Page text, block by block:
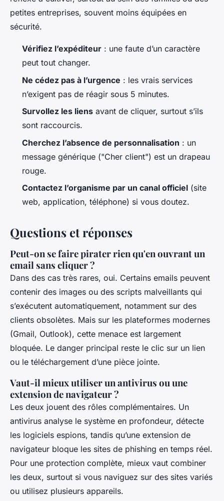
petites entreprises, souvent moins équipées en
sécurité.
Vérifiez l’expéditeur : une faute d’un caractère
peut tout changer.
Ne cédez pas à l’urgence : les vrais services
n’exigent pas de réagir sous 5 minutes.
Survollez les liens avant de cliquer, surtout s’ils
sont raccourcis.
Cherchez l’absence de personnalisation : un
message générique ("Cher client") est un drapeau
rouge.
Contactez l’organisme par un canal officiel (site
web, application, téléphone) si vous doutez.
Questions et réponses
Peut-on se faire pirater rien qu'en ouvrant un
email sans cliquer ?
Dans des cas très rares, oui. Certains emails peuvent
contenir des images ou des scripts malveillants qui
s’exécutent automatiquement, notamment sur des
clients obsolètes. Mais sur les plateformes modernes
(Gmail, Outlook), cette menace est largement
bloquée. Le danger principal reste le clic sur un lien
ou le téléchargement d’une pièce jointe.
Vaut-il mieux utiliser un antivirus ou une
extension de navigateur ?
Les deux jouent des rôles complémentaires. Un
antivirus analyse le système en profondeur, détecte
les logiciels espions, tandis qu’une extension de
navigateur bloque les sites de phishing en temps réel.
Pour une protection complète, mieux vaut combiner
les deux, surtout si vous naviguez sur des sites variés
ou utilisez plusieurs appareils.